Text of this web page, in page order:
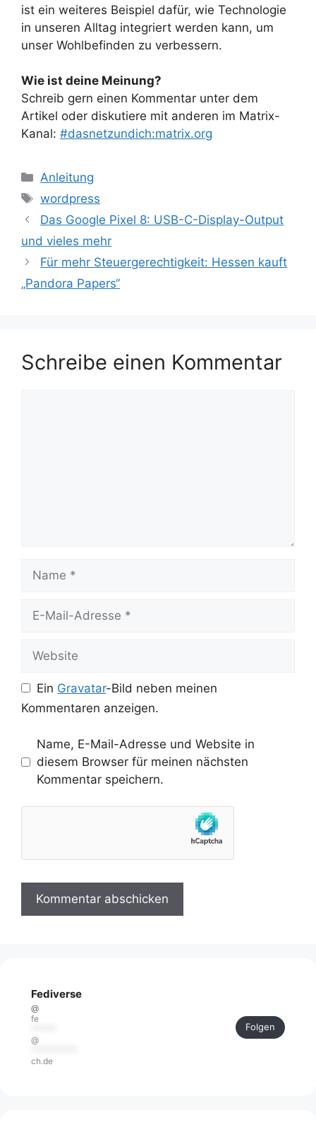
ist ein weiteres Beispiel dafür, wie Technologie
in unseren Alltag integriert werden kann, um
unser Wohlbefinden zu verbessern.
Wie ist deine Meinung?
Schreib gern einen Kommentar unter dem
Artikel oder diskutiere mit anderen im Matrix-
Kanal: #dasnetzundich:matrix.org
Kategorien
Anleitung
Schlagwörter
wordpress
Das Google Pixel 8: USB-C-Display-Output
und vieles mehr
Für mehr Steuergerechtigkeit: Hessen kauft
„Pandora Papers“
Schreibe einen Kommentar
Name
Website
Ein Gravatar-Bild neben meinen
Kommentaren anzeigen.
Name, E-Mail-Adresse und Website in
diesem Browser für meinen nächsten
Kommentar speichern.
Fediverse
@
fe
@
ch.de
Folgen